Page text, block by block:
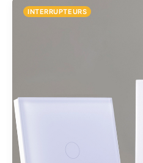
INTERRUPTEURS